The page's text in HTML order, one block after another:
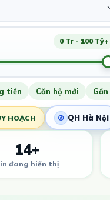
0 Tr - 100 Tỷ+
tiền Căn hộ mới
HOẠCH QH Hà Nội
14+
đang hiển thị